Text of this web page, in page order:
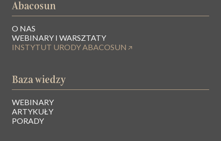
Baza wiedzy
WEBINARY
ARTYKUŁY
PORADY
Abacosun
O NAS
WEBINARY I WARSZTATY
INSTYTUT URODY ABACOSUN